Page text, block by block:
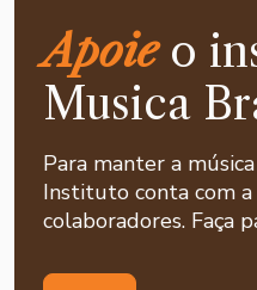
Apoieo
Musica
Para manter a
Instituto conta com a
colaboradores. Faça